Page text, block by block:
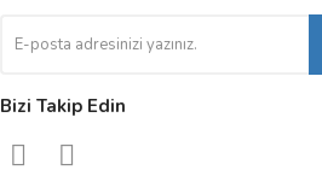
Bizi Takip Edin